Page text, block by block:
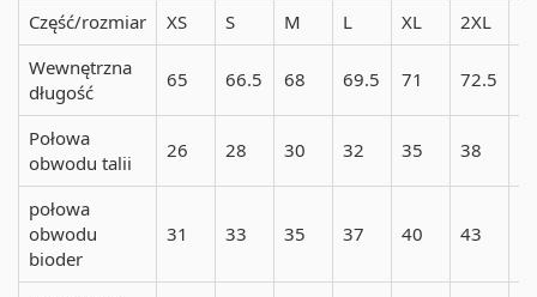
Część/rozmiar XS S M L XL 2XL
Wewnętrzna
długość
65 66.5 68 69.5 71 72.5
Połowa
obwodu talii
26 28 30 32 35 38
połowa
obwodu
bioder
31 33 35 37 40 43